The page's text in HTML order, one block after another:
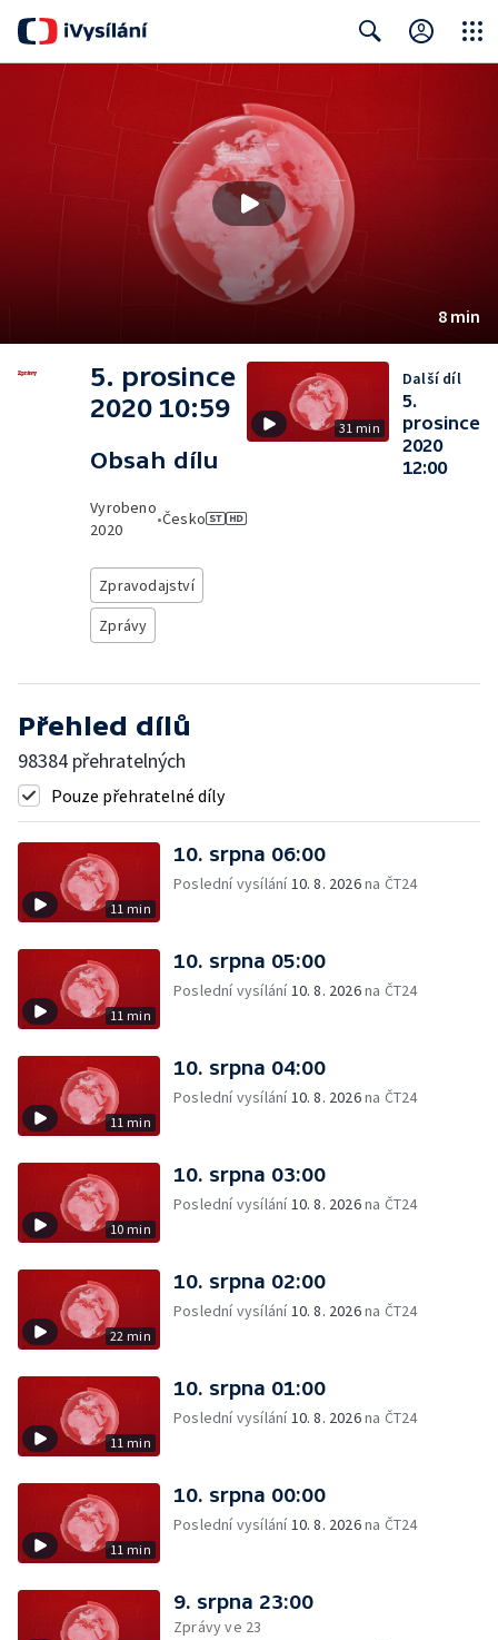
8 min
5. prosince
2020 10:59
Obsah dílu
Vyrobeno
2020
•Česko
Zpravodajství
Zprávy
31 min
Další díl
5.
prosince
2020
12:00
Přehled dílů
98384 přehratelných
Pouze přehratelné díly
11 min
10. srpna 06:00
Poslední vysílání10. 8. 2026na ČT24
11 min
10. srpna 05:00
Poslední vysílání10. 8. 2026na ČT24
11 min
10. srpna 04:00
Poslední vysílání10. 8. 2026na ČT24
10 min
10. srpna 03:00
Poslední vysílání10. 8. 2026na ČT24
22 min
10. srpna 02:00
Poslední vysílání10. 8. 2026na ČT24
11 min
10. srpna 01:00
Poslední vysílání10. 8. 2026na ČT24
11 min
10. srpna 00:00
Poslední vysílání10. 8. 2026na ČT24
9. srpna 23:00
Zprávy ve 23